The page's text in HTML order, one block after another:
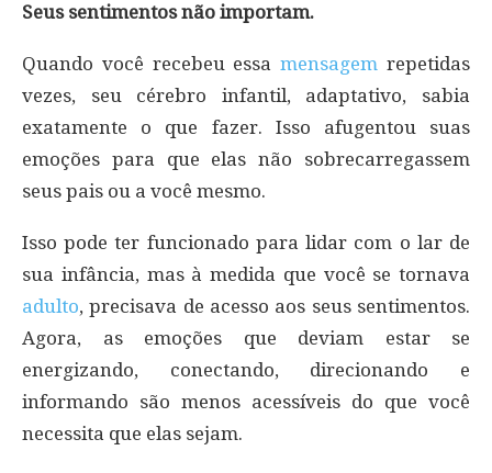
Seus sentimentos não importam.
Quando você recebeu essamensagem repetidas
vezes, seu cérebro infantil, adaptativo, sabia
exatamente o que fazer. Isso afugentou suas
emoções para que elas não sobrecarregassem
seus pais ou a você mesmo.
Isso pode ter funcionado para lidar com o lar de
sua infância, mas à medida que você se tornava
adulto, precisava de acesso aos seus sentimentos.
Agora, as emoções que deviam estar se
energizando, conectando, direcionando e
informando são menos acessíveis do que você
necessita que elas sejam.